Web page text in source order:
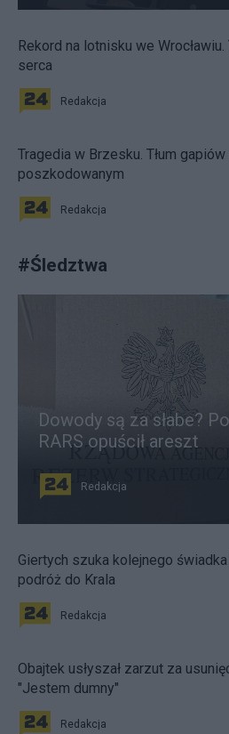
Rekord na lotnisku we
serca
Redakcja
Tragedia w Brzesku. Tłum
poszkodowanym
Redakcja
#Śledztwa
Dowody są za słabe?
RARS opuścił areszt
Redakcja
Giertych szuka kolejnego
podróż do Krala
Redakcja
Obajtek usłyszał zarzut za
"Jestem dumny"
Redakcja